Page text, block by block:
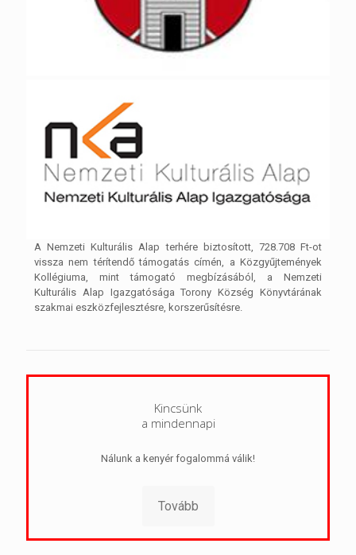
A Nemzeti Kulturális Alap terhére biztosított, 728.708 Ft-ot
vissza nem térítendő támogatás címén, a Közgyűjtemények
Kollégiuma, mint támogató megbízásából, a Nemzeti
Kulturális Alap Igazgatósága Torony Község Könyvtárának
szakmai eszközfejlesztésre, korszerűsítésre.
Kincsünk
a mindennapi
Nálunk a kenyér fogalommá válik!
Tovább